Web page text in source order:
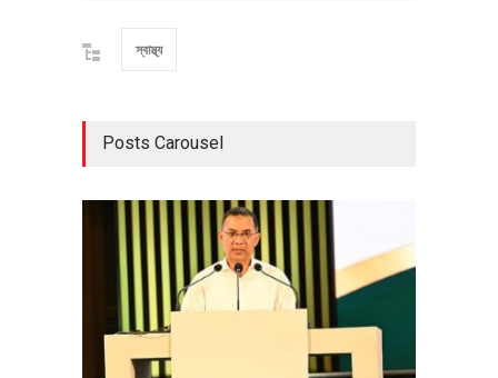
স্বাস্থ্য
Posts Carousel